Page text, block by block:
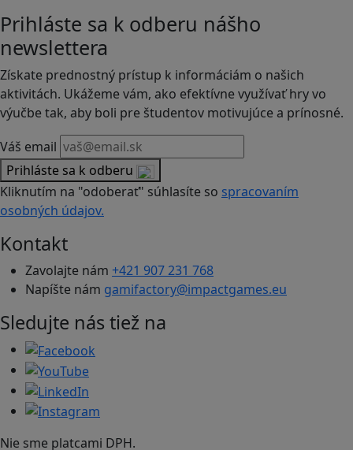
Prihláste sa k odberu nášho
newslettera
Získate prednostný prístup k informáciám o našich
aktivitách. Ukážeme vám, ako efektívne využívať hry vo
výučbe tak, aby boli pre študentov motivujúce a prínosné.
Váš email
Prihláste sa k odberu
Kliknutím na "odoberať" súhlasíte so spracovaním
osobných údajov.
Kontakt
Zavolajte nám +421 907 231 768
Napíšte nám gamifactory@impactgames.eu
Sledujte nás tiež na
Nie sme platcami DPH.